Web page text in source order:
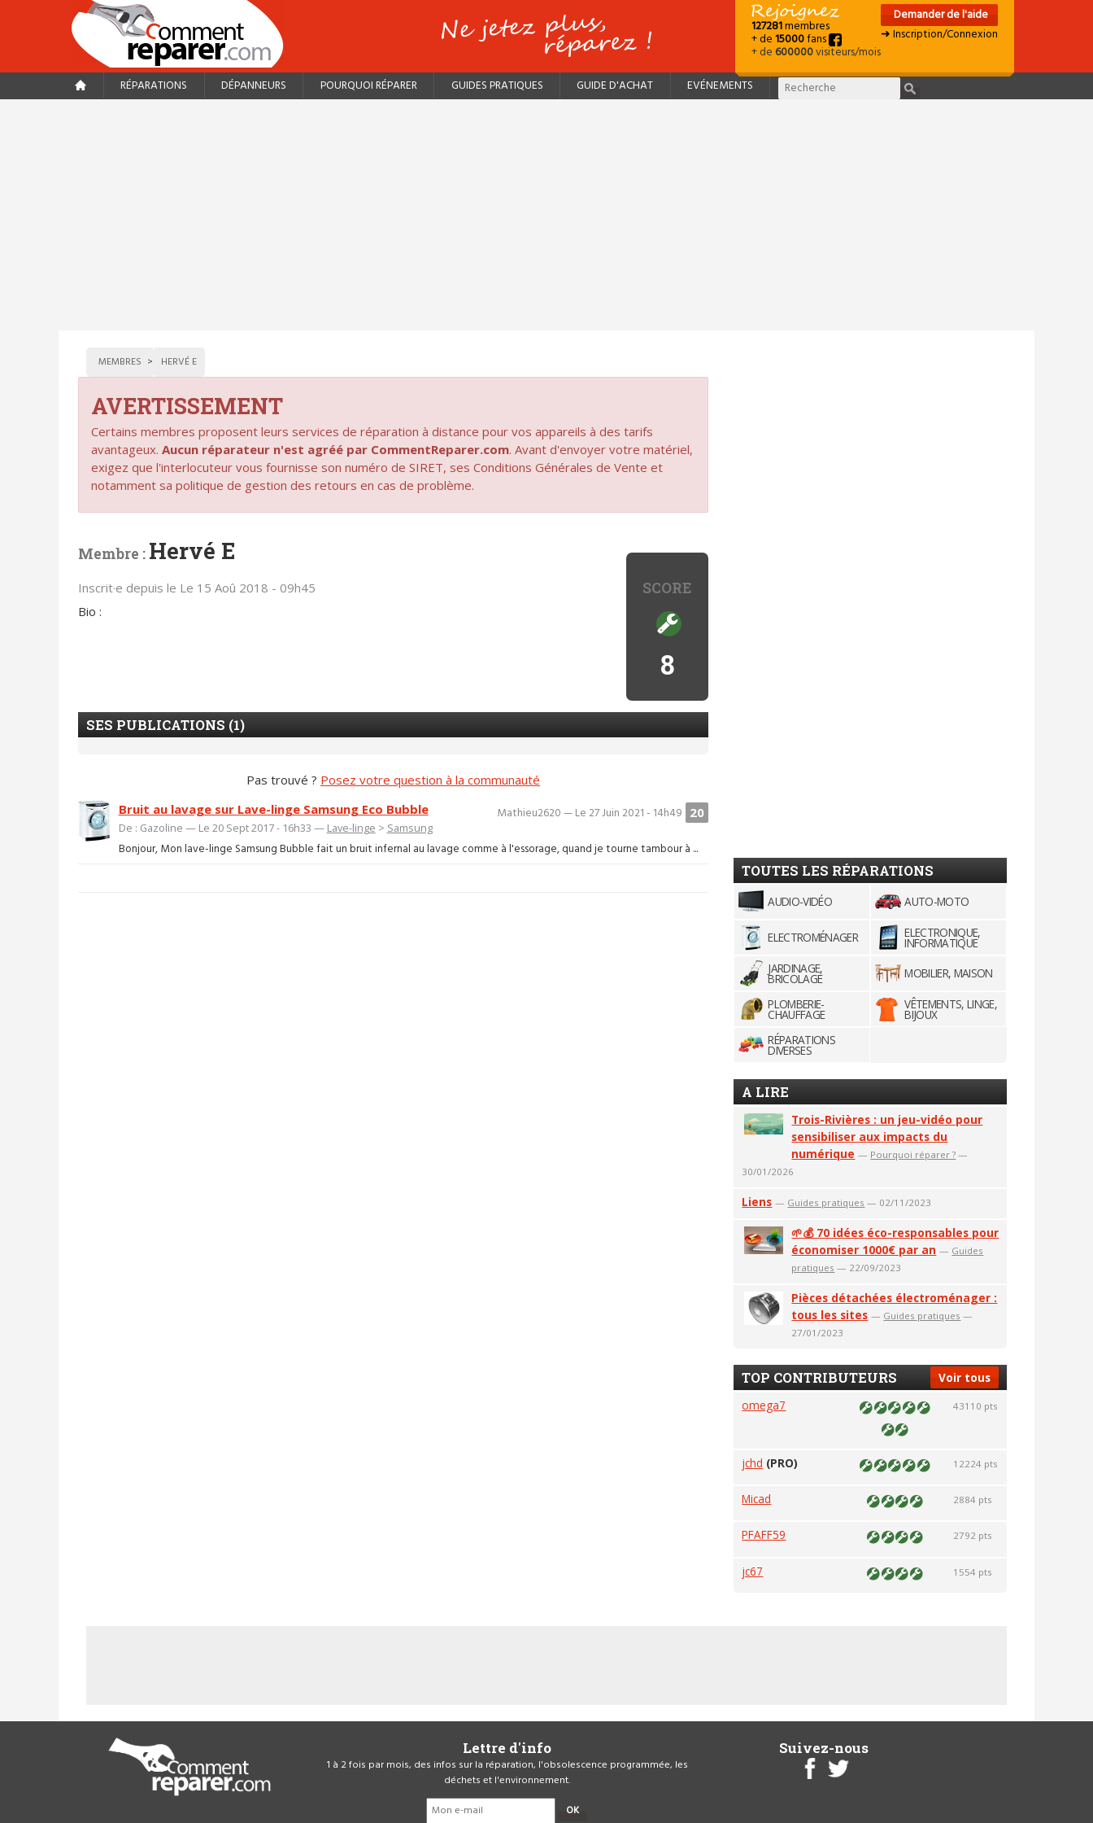
127281membres
+ de15000fans
+ de600000visiteurs/mois
Demander de l'aide
➜ Inscription/Connexion
RÉPARATIONS DÉPANNEURS POURQUOI RÉPARER GUIDES PRATIQUES GUIDE D'ACHAT EVÉNEMENTS
MEMBRES HERVÉ E
AVERTISSEMENT
Certains membres proposent leurs services de réparation à distance pour vos appareils à des tarifs
avantageux. Aucun réparateur n'est agréé par CommentReparer.com. Avant d'envoyer votre matériel,
exigez que l'interlocuteur vous fournisse son numéro de SIRET, ses Conditions Générales de Vente et
notamment sa politique de gestion des retours en cas de problème.
SCORE
8
Membre : Hervé E
Inscrit·e depuis le Le 15 Aoû 2018 - 09h45
Bio :
SES PUBLICATIONS (1)
Pas trouvé ? Posez votre question à la communauté
20
Mathieu2620 — Le 27 Juin 2021 - 14h49
Bruit au lavage sur Lave-linge Samsung Eco Bubble
De : Gazoline — Le 20 Sept 2017 - 16h33 — Lave-linge > Samsung
Bonjour, Mon lave-linge Samsung Bubble fait un bruit infernal au lavage comme à l'essorage, quand je tourne tambour à ...
TOUTES LES RÉPARATIONS
AUDIO-VIDÉO AUTO-MOTO
ELECTROMÉNAGER ELECTRONIQUE,
INFORMATIQUE
JARDINAGE,
BRICOLAGE
MOBILIER, MAISON
PLOMBERIE-
CHAUFFAGE
VÊTEMENTS, LINGE,
BIJOUX
RÉPARATIONS
DIVERSES
A LIRE
Trois-Rivières : un jeu-vidéo pour
sensibiliser aux impacts du
numérique — Pourquoi réparer ? —
30/01/2026
Liens — Guides pratiques — 02/11/2023
🌱💰 70 idées éco-responsables pour
économiser 1000€ par an — Guides
pratiques — 22/09/2023
Pièces détachées électroménager :
tous les sites — Guides pratiques —
27/01/2023
Voir tous
TOP CONTRIBUTEURS
omega7 43110 pts
jchd (PRO) 12224 pts
Micad 2884 pts
PFAFF59 2792 pts
jc67 1554 pts
Lettre d'info
1 à 2 fois par mois, des infos sur la réparation, l'obsolescence programmée, les
déchets et l'environnement.
OK
Suivez-nous